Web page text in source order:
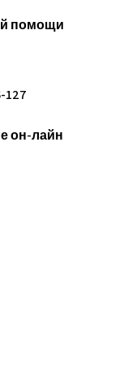
помощи
127
он-лайн